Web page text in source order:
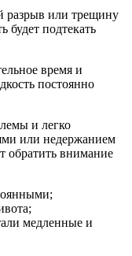
разрыв или трещину
будет подтекать
время и
постоянно
и легко
или недержанием
обратить внимание
медленные и